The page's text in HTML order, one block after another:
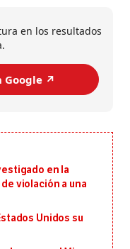
en los resultados
Google ↗️
en la
violación a una
Unidos su